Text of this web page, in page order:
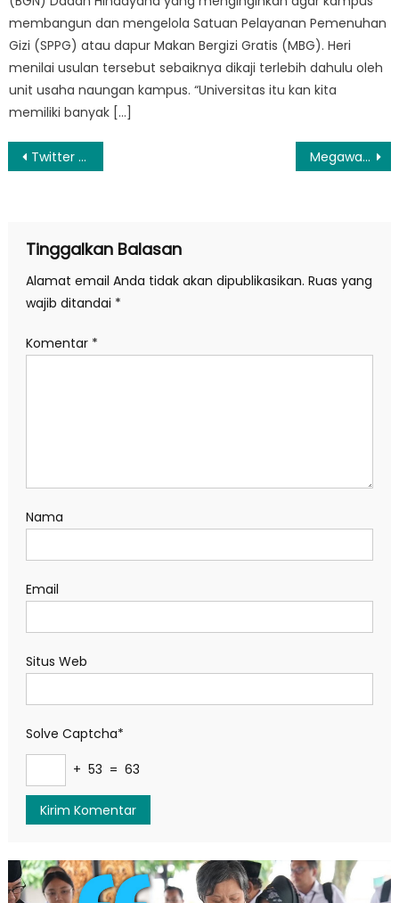
membangun dan mengelola Satuan Pelayanan Pemenuhan
Gizi (SPPG) atau dapur Makan Bergizi Gratis (MBG). Heri
menilai usulan tersebut sebaiknya dikaji terlebih dahulu oleh
unit usaha naungan kampus. “Universitas itu kan kita
memiliki banyak […]
Navigasi
Twitter Uji Coba Tampilkan Foto dan Video yang Lebih Luas Megawati Dikabarkan Sakit, PDIP: Hoaks
Tinggalkan Balasan
Alamat email Anda tidak akan dipublikasikan. Ruas yang
wajib ditandai *
Komentar *
Nama
Email
Situs Web
Solve Captcha*
+ 53 = 63